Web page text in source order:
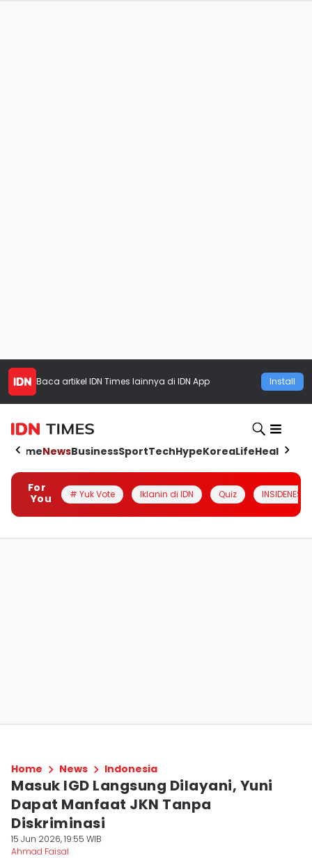
Baca artikel IDN Times lainnya di IDN App Install
HomeNewsBusinessSportTechHypeKoreaLifeHealth
For
You
# Yuk Vote Iklanin di IDN Quiz INSIDENESIA
Home News Indonesia
Masuk IGD Langsung Dilayani, Yuni
Dapat Manfaat JKN Tanpa
Diskriminasi
15 Jun 2026, 19:55 WIB
Ahmad Faisal